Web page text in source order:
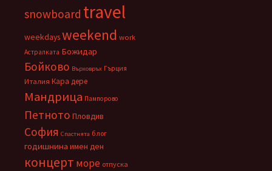
snowboard travel
weekdaysweekend work
Астралката Божидар
Бойково Върховръх Гърция
Италия Кара дере
Мандрица Пампорово
Петното Пловдив
София Спастнята блог
годишнина имен ден
концерт море отпуска